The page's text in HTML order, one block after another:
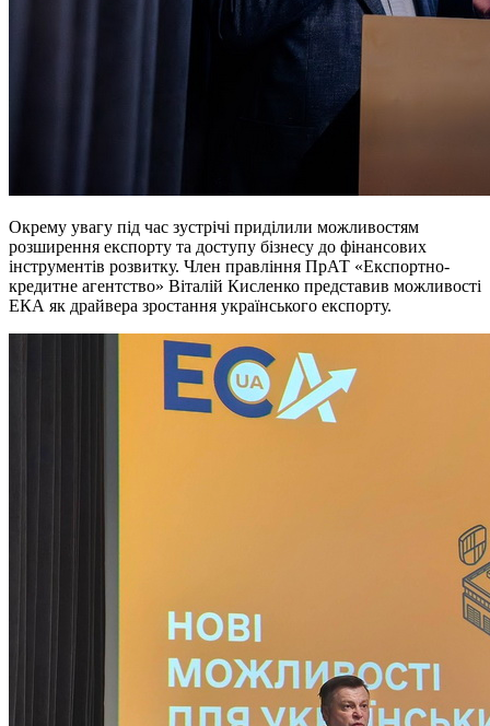
Окрему увагу під час зустрічі приділили можливостям
розширення експорту та доступу бізнесу до фінансових
інструментів розвитку. Член правління ПрАТ «Експортно-
кредитне агентство» Віталій Кисленко представив можливості
ЕКА як драйвера зростання українського експорту.